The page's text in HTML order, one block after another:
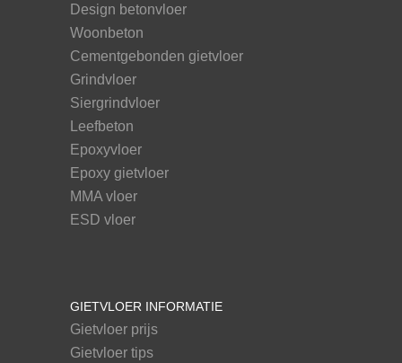
Design betonvloer
Woonbeton
Cementgebonden gietvloer
Grindvloer
Siergrindvloer
Leefbeton
Epoxyvloer
Epoxy gietvloer
MMA vloer
ESD vloer
GIETVLOER INFORMATIE
Gietvloer prijs
Gietvloer tips